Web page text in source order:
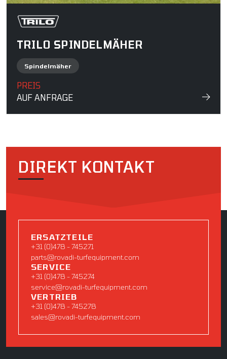
TRILO SPINDELMÄHER
Spindelmäher
PREIS
AUF ANFRAGE
DIREKT KONTAKT
ERSATZTEILE
+31 (0)478 - 745271
parts@rovadi-turfequipment.com
SERVICE
+31 (0)478 - 745274
service@rovadi-turfequipment.com
VERTRIEB
+31 (0)478 - 745278
sales@rovadi-turfequipment.com